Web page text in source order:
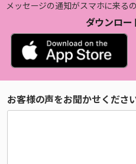
メッセージの通知がスマホに来る
ダウンロー
お客様の声をお聞かせくださ